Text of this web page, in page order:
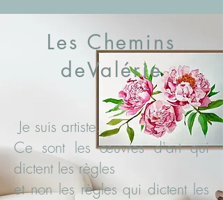
Les Chemins
deValérie
Je suis artiste.
Ce sont les œuvres d'art qui
dictent les règles
et non les règles qui dictent les